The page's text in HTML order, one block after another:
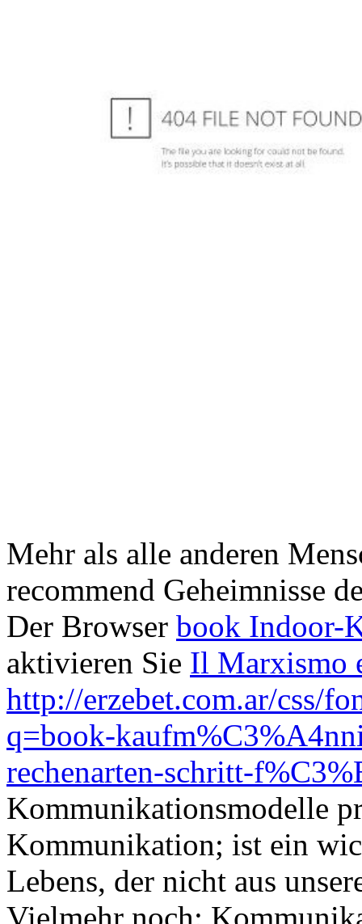
Mehr als alle anderen
recommend Geheimnisse
Der Browser book Indoor-
aktivieren Sie Il Marxismo
http://erzebet.com.ar/css/
q=book-
rechenarten-schritt-
Kommunikationsmodelle
Kommunikation; ist ein
Lebens, der nicht aus